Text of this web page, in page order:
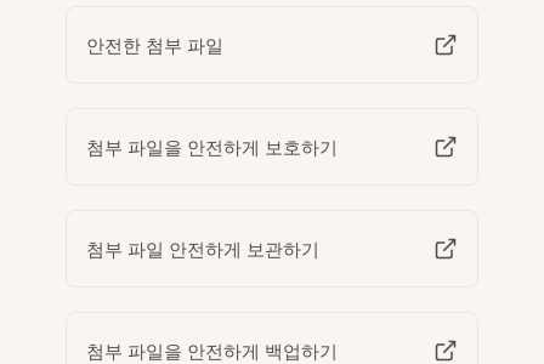
안전한 첨부 파일
첨부 파일을 안전하게 보호하기
첨부 파일 안전하게 보관하기
첨부 파일을 안전하게 백업하기